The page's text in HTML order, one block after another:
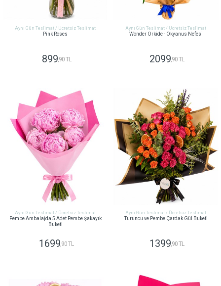
Aynı Gün Teslimat / Ücretsiz Teslimat
Pink Roses
899,90 TL
Aynı Gün Teslimat / Ücretsiz Teslimat
Wonder Orkide - Okyanus Nefesi
2099,90 TL
Aynı Gün Teslimat / Ücretsiz Teslimat
Pembe Ambalajda 5 Adet Pembe Şakayık
Buketi
1699 ,90 TL
Aynı Gün Teslimat / Ücretsiz Teslimat
Turuncu ve Pembe Çardak Gül Buketi
1399 ,90 TL